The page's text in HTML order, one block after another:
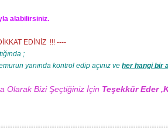
alabilirsiniz.
EDİNİZ !!! ----
;
yanında kontrol edip açınız ve her hangi bir
Olarak Bizi Şeçtiğiniz İçin Teşekkür Eder